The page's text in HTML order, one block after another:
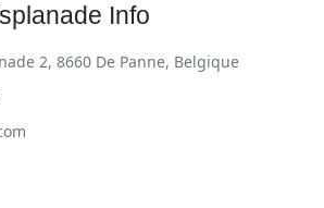
Info
2, 8660 De Panne, Belgique